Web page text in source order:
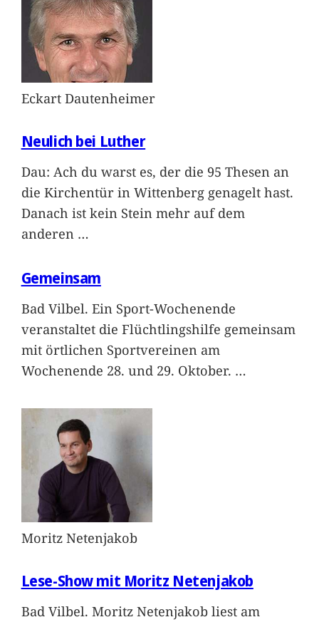
Eckart Dautenheimer
Neulich bei Luther
Dau: Ach du warst es, der die 95 Thesen an
die Kirchentür in Wittenberg genagelt hast.
Danach ist kein Stein mehr auf dem
anderen …
Gemeinsam
Bad Vilbel. Ein Sport-Wochenende
veranstaltet die Flüchtlingshilfe gemeinsam
mit örtlichen Sportvereinen am
Wochenende 28. und 29. Oktober. …
Moritz Netenjakob
Lese-Show mit Moritz Netenjakob
Bad Vilbel. Moritz Netenjakob liest am